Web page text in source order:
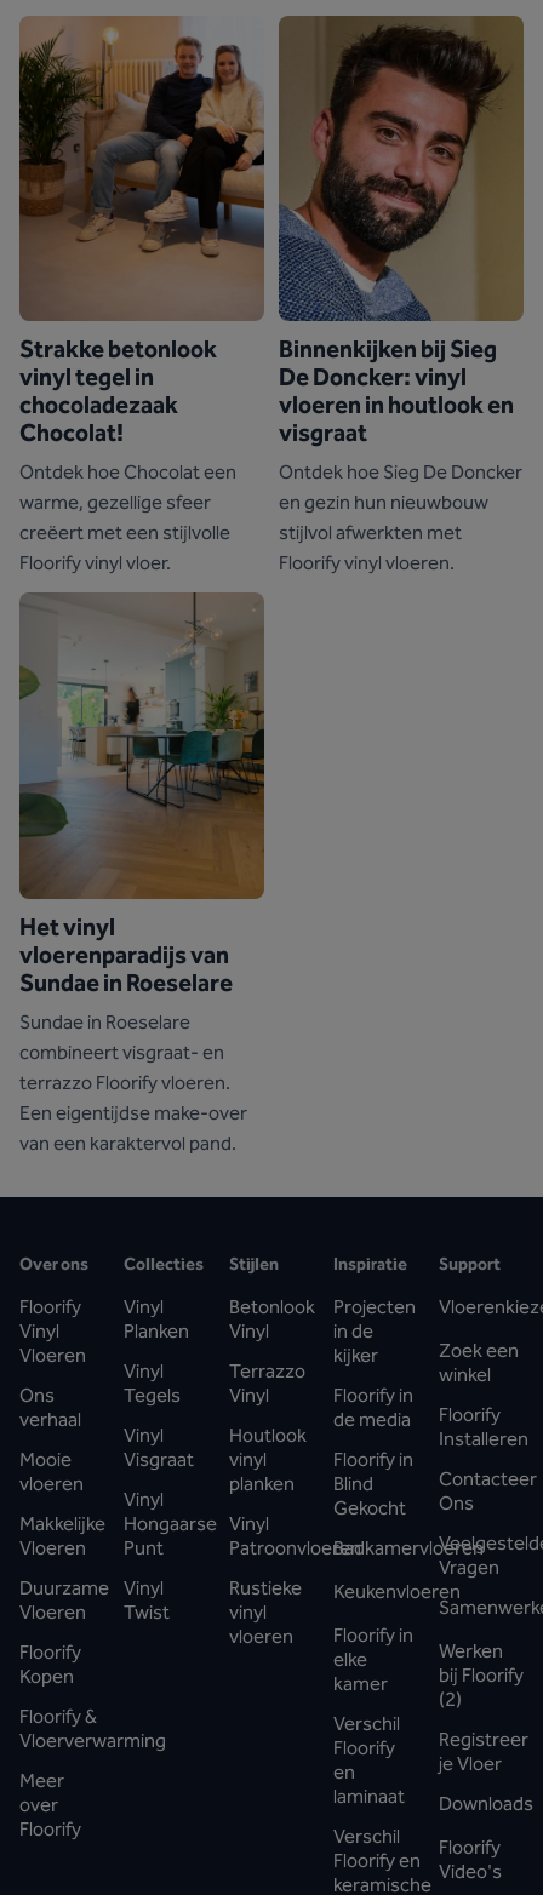
Strakke betonlook
vinyl tegel in
chocoladezaak
Chocolat!
Ontdek hoe Chocolat een
warme, gezellige sfeer
creëert met een stijlvolle
Floorify vinyl vloer.
Binnenkijken bij Sieg
De Doncker: vinyl
vloeren in houtlook en
visgraat
Ontdek hoe Sieg De Doncker
en gezin hun nieuwbouw
stijlvol afwerkten met
Floorify vinyl vloeren.
Het vinyl
vloerenparadijs van
Sundae in Roeselare
Sundae in Roeselare
combineert visgraat- en
terrazzo Floorify vloeren.
Een eigentijdse make-over
van een karaktervol pand.
Over ons
Floorify
Vinyl
Vloeren
Ons
verhaal
Mooie
vloeren
Makkelijke
Vloeren
Duurzame
Vloeren
Floorify
Kopen
Floorify &
Vloerverwarming
Meer
over
Floorify
Collecties
Vinyl
Planken
Vinyl
Tegels
Vinyl
Visgraat
Vinyl
Hongaarse
Punt
Vinyl
Twist
Stijlen
Betonlook
Vinyl
Terrazzo
Vinyl
Houtlook
vinyl
planken
Vinyl
Patroonvloeren
Rustieke
vinyl
vloeren
Inspiratie
Projecten
in de
kijker
Floorify in
de media
Floorify in
Blind
Gekocht
Badkamervloeren
Keukenvloeren
Floorify in
elke
kamer
Verschil
Floorify
en
laminaat
Verschil
Floorify en
keramische
Support
Zoek een
winkel
Floorify
Installeren
Contacteer
Ons
Vragen
Werken
bij Floorify
(2)
Registreer
je Vloer
Downloads
Floorify
Video's